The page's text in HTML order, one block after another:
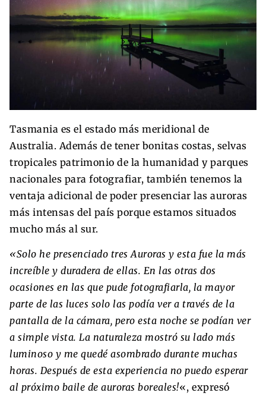
Tasmania es el estado más meridional de
Australia. Además de tener bonitas costas, selvas
tropicales patrimonio de la humanidad y parques
nacionales para fotografiar, también tenemos la
ventaja adicional de poder presenciar las auroras
más intensas del país porque estamos situados
mucho más al sur.
«Solo he presenciado tres Auroras y esta fue la más
increíble y duradera de ellas. En las otras dos
ocasiones en las que pude fotografiarla, la mayor
parte de las luces solo las podía ver a través de la
pantalla de la cámara, pero esta noche se podían ver
a simple vista. La naturaleza mostró su lado más
luminoso y me quedé asombrado durante muchas
horas. Después de esta experiencia no puedo esperar
al próximo baile de auroras boreales!«, expresó